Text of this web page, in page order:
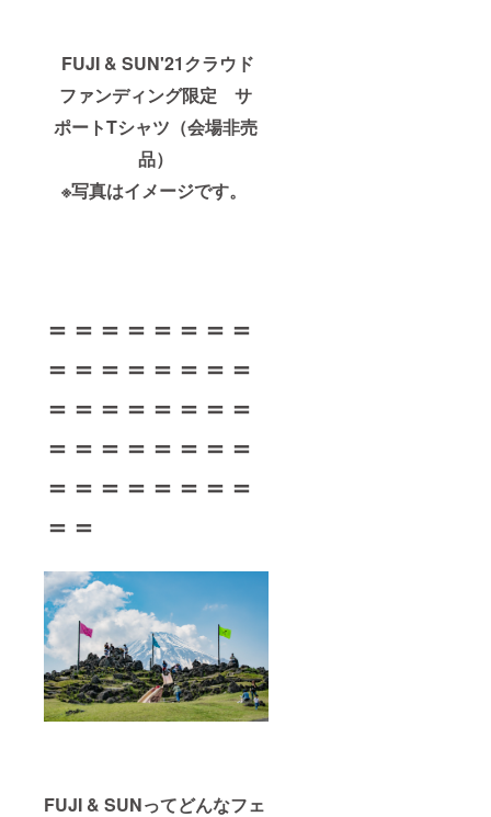
FUJI & SUN'21クラウド
ファンディング限定 サ
ポートTシャツ（会場非売
品）
※写真はイメージです。
＝＝＝＝＝＝＝＝
＝＝＝＝＝＝＝＝
＝＝＝＝＝＝＝＝
＝＝＝＝＝＝＝＝
＝＝＝＝＝＝＝＝
＝＝
FUJI & SUNってどんなフェ